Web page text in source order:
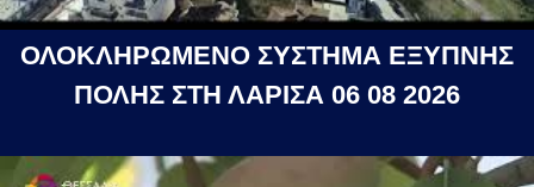
ΟΛΟΚΛΗΡΩΜΕΝΟ ΣΥΣΤΗΜΑ ΕΞΥΠΝΗΣ
ΠΟΛΗΣ ΣΤΗ ΛΑΡΙΣΑ 06 08 2026